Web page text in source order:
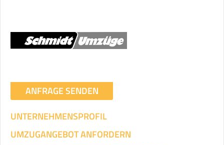
ANFRAGE SENDEN
UNTERNEHMENSPROFIL
UMZUGANGEBOT ANFORDERN